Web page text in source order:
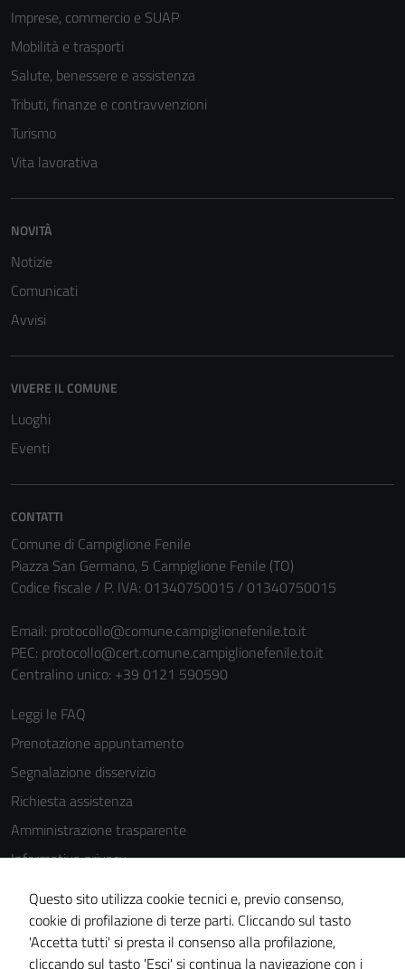
Imprese, commercio e SUAP
Mobilità e trasporti
Salute, benessere e assistenza
Tributi, finanze e contravvenzioni
Turismo
Vita lavorativa
NOVITÀ
Notizie
Comunicati
Avvisi
VIVERE IL COMUNE
Luoghi
Eventi
CONTATTI
Comune di Campiglione Fenile
Piazza San Germano, 5 Campiglione Fenile (TO)
Codice fiscale / P. IVA: 01340750015 / 01340750015
Email: protocollo@comune.campiglionefenile.to.it
PEC: protocollo@cert.comune.campiglionefenile.to.it
Centralino unico: +39 0121 590590
Leggi le FAQ
Prenotazione appuntamento
Segnalazione disservizio
Richiesta assistenza
Amministrazione trasparente
Informativa privacy
Cookie Policy
Note legali
Dichiarazione di accessibilità
Questo sito utilizza cookie tecnici e, previo consenso,
cookie di profilazione di terze parti. Cliccando sul tasto
'Accetta tutti' si presta il consenso alla profilazione,
cliccando sul tasto 'Esci' si continua la navigazione con i